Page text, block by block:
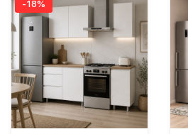
-18%